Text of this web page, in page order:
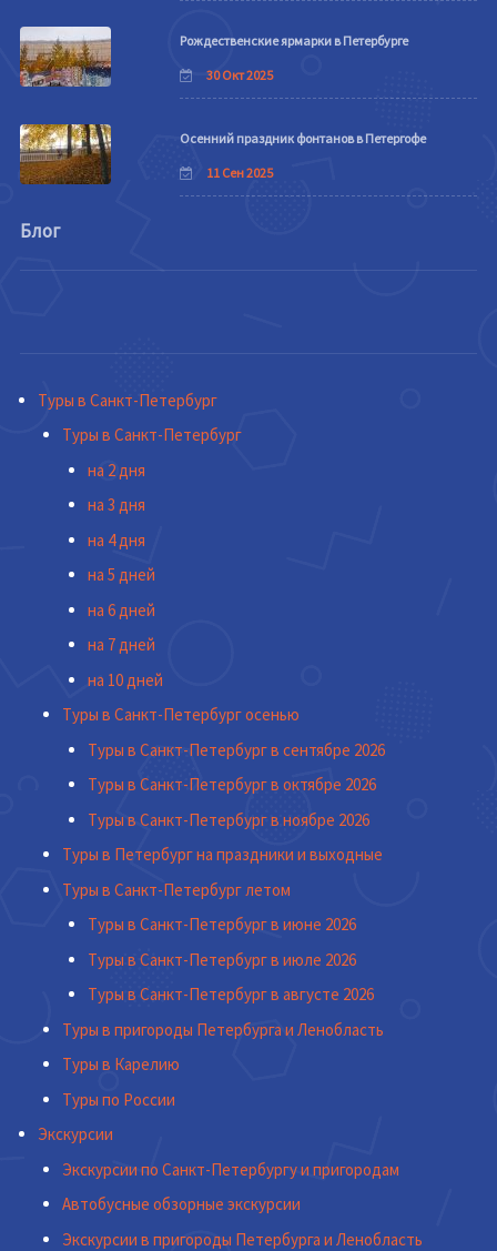
Рождественские ярмарки в Петербурге
30 Окт 2025
Осенний праздник фонтанов в Петергофе
11 Сен 2025
Блог
Туры в Санкт-Петербург
Туры в Санкт-Петербург
на 2 дня
на 3 дня
на 4 дня
на 5 дней
на 6 дней
на 7 дней
на 10 дней
Туры в Санкт-Петербург осенью
Туры в Санкт-Петербург в сентябре 2026
Туры в Санкт-Петербург в октябре 2026
Туры в Санкт-Петербург в ноябре 2026
Туры в Петербург на праздники и выходные
Туры в Санкт-Петербург летом
Туры в Санкт-Петербург в июне 2026
Туры в Санкт-Петербург в июле 2026
Туры в Санкт-Петербург в августе 2026
Туры в пригороды Петербурга и Ленобласть
Туры в Карелию
Туры по России
Экскурсии
Экскурсии по Санкт-Петербургу и пригородам
Автобусные обзорные экскурсии
Экскурсии в пригороды Петербурга и Ленобласть